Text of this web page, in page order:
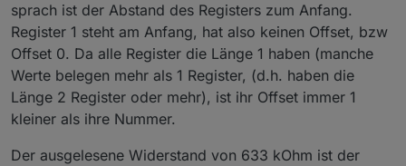
sprach ist der Abstand des Registers zum Anfang.
Register 1 steht am Anfang, hat also keinen Offset, bzw
Offset 0. Da alle Register die Länge 1 haben (manche
Werte belegen mehr als 1 Register, (d.h. haben die
Länge 2 Register oder mehr), ist ihr Offset immer 1
kleiner als ihre Nummer.
Der ausgelesene Widerstand von 633 kOhm ist der